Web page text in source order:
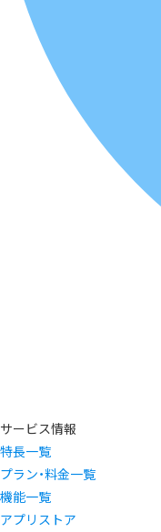
サービス情報
特長一覧
プラン・料金一覧
機能一覧
アプリストア